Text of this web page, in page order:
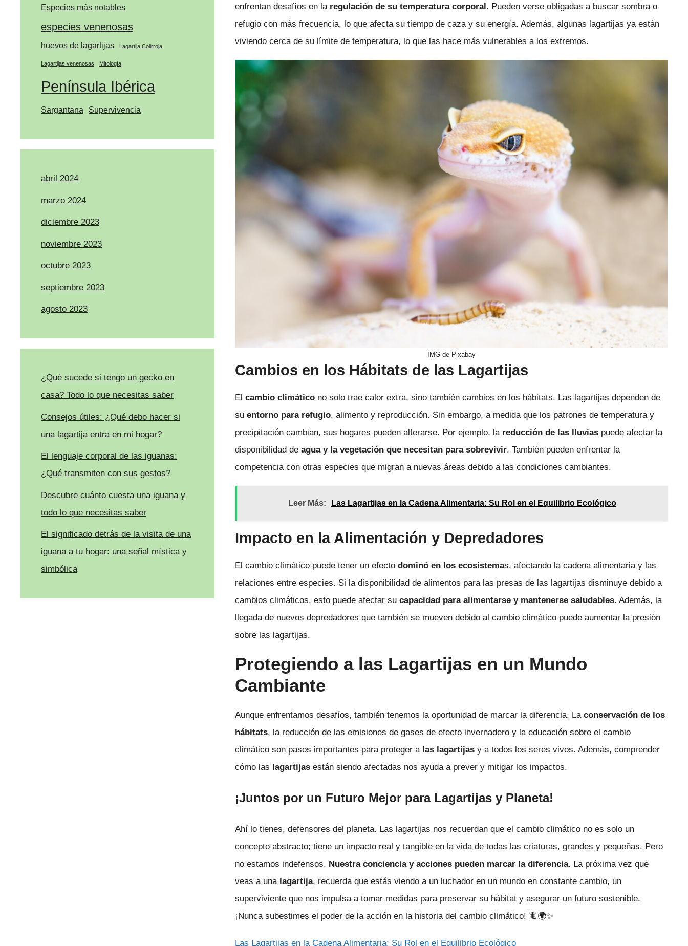
enfrentan desafíos en la regulación de su temperatura corporal . Pueden verse obligadas a buscar sombra o
refugio con más frecuencia, lo que afecta su tiempo de caza y su energía. Además, algunas lagartijas ya están
viviendo cerca de su límite de temperatura, lo que las hace más vulnerables a los extremos.
IMG de Pixabay
Cambios en los Hábitats de las Lagartijas
Elcambio climático no solo trae calor extra, sino también cambios en los hábitats. Las lagartijas dependen de
su entorno para refugio, alimento y reproducción. Sin embargo, a medida que los patrones de temperatura y
precipitación cambian, sus hogares pueden alterarse. Por ejemplo, la reducción de las lluvias puede afectar la
disponibilidad de agua y la vegetación que necesitan para sobrevivir. También pueden enfrentar la
competencia con otras especies que migran a nuevas áreas debido a las condiciones cambiantes.
Leer Más: Las Lagartijas en la Cadena Alimentaria: Su Rol en el Equilibrio Ecológico
Impacto en la Alimentación y Depredadores
El cambio climático puede tener un efecto dominó en los ecosistemas, afectando la cadena alimentaria y las
relaciones entre especies. Si la disponibilidad de alimentos para las presas de las lagartijas disminuye debido a
cambios climáticos, esto puede afectar sucapacidad para alimentarse y mantenerse saludables. Además, la
llegada de nuevos depredadores que también se mueven debido al cambio climático puede aumentar la presión
sobre las lagartijas.
Protegiendo a las Lagartijas en un Mundo
Cambiante
Aunque enfrentamos desafíos, también tenemos la oportunidad de marcar la diferencia. Laconservación de los
hábitats, la reducción de las emisiones de gases de efecto invernadero y la educación sobre el cambio
climático son pasos importantes para proteger alas lagartijas y a todos los seres vivos. Además, comprender
cómo las lagartijasestán siendo afectadas nos ayuda a prever y mitigar los impactos.
¡Juntos por un Futuro Mejor para Lagartijas y Planeta!
Ahí lo tienes, defensores del planeta. Las lagartijas nos recuerdan que el cambio climático no es solo un
concepto abstracto; tiene un impacto real y tangible en la vida de todas las criaturas, grandes y pequeñas. Pero
no estamos indefensos. Nuestra conciencia y acciones pueden marcar la diferencia. La próxima vez que
veas a unalagartija, recuerda que estás viendo a un luchador en un mundo en constante cambio, un
superviviente que nos impulsa a tomar medidas para preservar su hábitat y asegurar un futuro sostenible.
¡Nunca subestimes el poder de la acción en la historia del cambio climático! 🦎🌍✨
Las Lagartijas en la Cadena Alimentaria: Su Rol en el Equilibrio Ecológico
Especies más notables
especies venenosas
huevos de lagartijas Lagartija Colirroja
Lagartijas venenosas Mitología
Península Ibérica
Sargantana Supervivencia
abril 2024
marzo 2024
diciembre 2023
noviembre 2023
octubre 2023
septiembre 2023
agosto 2023
¿Qué sucede si tengo un gecko en
casa? Todo lo que necesitas saber
Consejos útiles: ¿Qué debo hacer si
una lagartija entra en mi hogar?
El lenguaje corporal de las iguanas:
¿Qué transmiten con sus gestos?
Descubre cuánto cuesta una iguana y
todo lo que necesitas saber
El significado detrás de la visita de una
iguana a tu hogar: una señal mística y
simbólica